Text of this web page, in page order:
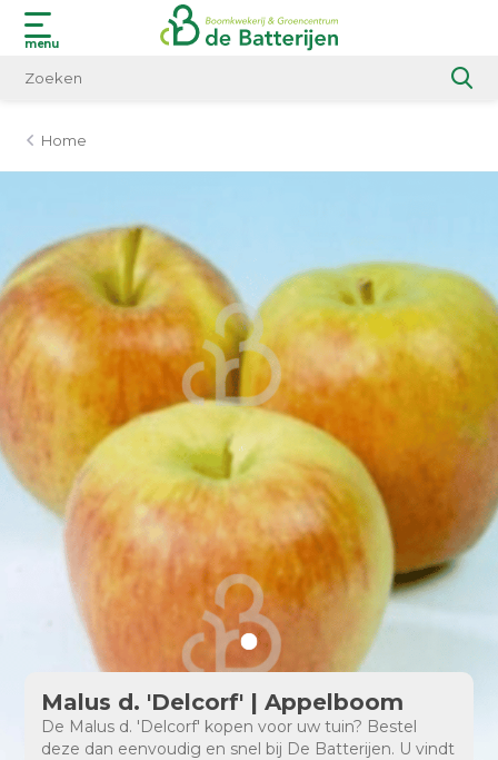
menu
Home
Malus d. 'Delcorf' | Appelboom
De Malus d. 'Delcorf' kopen voor uw tuin? Bestel
deze dan eenvoudig en snel bij De Batterijen. U vindt